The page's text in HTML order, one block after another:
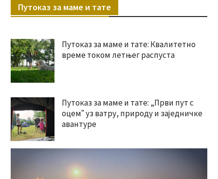
Путоказ за маме и тате
Путоказ за маме и тате: Квалитетно
време током летњег распуста
Путоказ за маме и тате: „Први пут с
оцемˮ уз ватру, природу и заједничке
авантуре